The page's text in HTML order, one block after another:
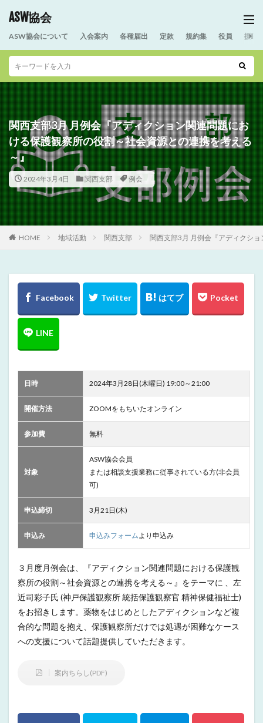
ASW協会
ASW協会について 入会案内 各種届出 定款 規約集 役員 援助
関西支部3月 月例会『アディクション関連問題にお
ける保護観察所の役割～社会資源との連携を考える
～』
2024年3月4日 関西支部 例会
HOME 地域活動 関西支部 関西支部3月 月例会『アディクシ
日時 2024年3月28日(木曜日) 19:00～21:00
開催方法 ZOOMをもちいたオンライン
参加費 無料
対象
ASW協会会員
または相談支援業務に従事されている方(非会員
可)
申込締切 3月21日(木)
申込み 申込みフォームより申込み
３月度月例会は、『アディクション関連問題における保護観
察所の役割～社会資源との連携を考える～』をテーマに 、左
近司彩子氏 (神戸保護観察所 統括保護観察官 精神保健福祉士)
をお招きします。薬物をはじめとしたアディクションなど複
合的な問題を抱え、保護観察所だけでは処遇が困難なケース
への支援について話題提供していただきます。
案内ちらし(PDF)